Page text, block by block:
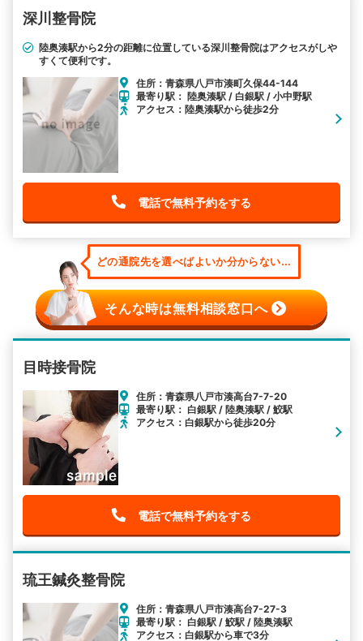
深川整骨院
陸奥湊駅から2分の距離に位置している深川整骨院はアクセスがしや
すくて便利です。
住所：青森県八戸市湊町久保44-144
最寄り駅： 陸奥湊駅 / 白銀駅 / 小中野駅
アクセス：陸奥湊駅から徒歩2分
電話で無料予約をする
どの通院先を選べばよいか分からない...
そんな時は無料相談窓口へ
目時接骨院
住所：青森県八戸市湊高台7-7-20
最寄り駅： 白銀駅 / 陸奥湊駅 / 鮫駅
アクセス：白銀駅から徒歩20分
電話で無料予約をする
琉王鍼灸整骨院
住所：青森県八戸市湊高台7-27-3
最寄り駅： 白銀駅 / 鮫駅 / 陸奥湊駅
アクセス：白銀駅から車で3分